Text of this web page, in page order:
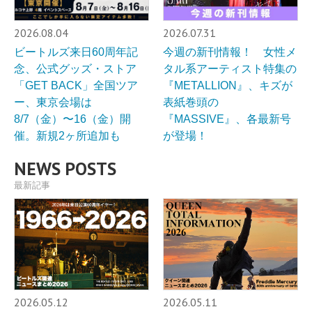
2026.08.04
ビートルズ来日60周年記
念、公式グッズ・ストア
「GET BACK」全国ツア
ー、東京会場は
8/7（金）〜16（金）開
催。新規2ヶ所追加も
2026.07.31
今週の新刊情報！ 女性メ
タル系アーティスト特集の
『METALLION』、キズが
表紙巻頭の
『MASSIVE』、各最新号
が登場！
NEWS POSTS
最新記事
2026.05.12 2026.05.11